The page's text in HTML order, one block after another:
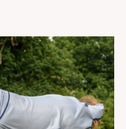
Items